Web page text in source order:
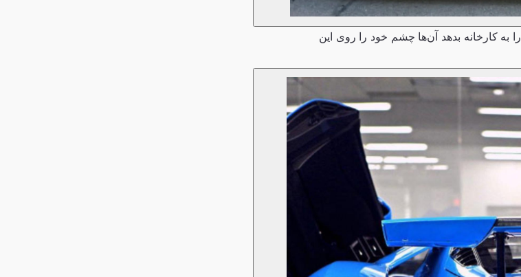
فورد گفته اگر این کشتی‌گیر حرفه‌ای سود فروش GT را به کارخانه بدهد آن‌ها چشم خود را روی این